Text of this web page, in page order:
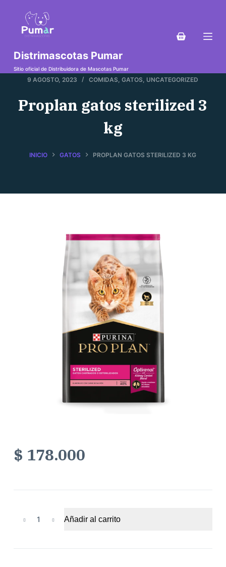
i
Distrimascotas Pumar
Sitio oficial de Distribuidora de Mascotas Pumar
9 AGOSTO, 2023 COMIDAS,GATOS, UNCATEGORIZED
Proplan gatos sterilized 3
kg
INICIO GATOS PROPLAN GATOS STERILIZED 3 KG
$ 178.000
3
Añadir al carrito